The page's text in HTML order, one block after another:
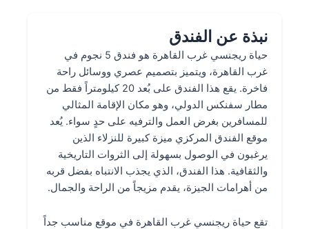
نبذة عن الفندق
حياة ريجنسي غرب القاهرة هو فندق 5 نجوم في
غرب القاهرة، ويتميز بتصميم عصري ووسائل راحة
فاخرة. يقع هذا الفندق على بُعد 20 كيلومتراً فقط من
مطار سفنكس الدولي، وهو مكان الإقامة المثالي
للمسافرين بغرض العمل والترفيه على حدٍ سواء. يُعد
موقع الفندق المركزي ميزة كبيرة للنزلاء الذين
يرغبون في الوصول بسهولة إلى الثروات التاريخية
والثقافية. هذا الفندق، الذي يجذب الانتباه بفضل قربه
من أهرامات الجيزة، يقدم مزيجاً من الراحة والجمال.
تقع حياة ريجنسي غرب القاهرة في موقع مناسب جداً